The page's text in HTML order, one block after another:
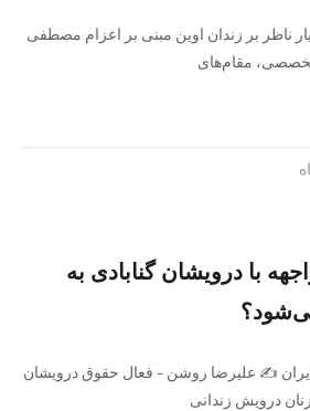
ناظر بر زندان اوین مبنی بر اعزام مصطفی
مقام‌های
با درویشان گنابادی به
✍️ علیرضا روشن – فعال حقوق درویشان
درویش زندانی